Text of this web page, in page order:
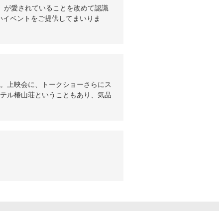
が愛されていることを改めて認識
ベントをご提供してまいりま
上映会に、トークショーさらにス
ル椿山荘ということもあり、気品